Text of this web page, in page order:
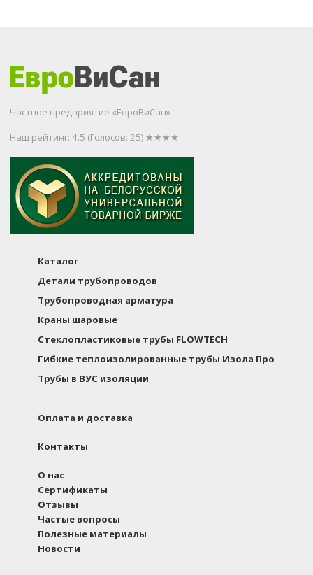
Частное предприятие «ЕвроВиСан»
Наш рейтинг: 4.5 (Голосов:25) ★★★★
Каталог
Детали трубопроводов
Трубопроводная арматура
Краны шаровые
Стеклопластиковые трубы FLOWTECH
Гибкие теплоизолированные трубы Изола Про
Трубы в ВУС изоляции
Оплата и доставка
Контакты
О нас
Сертификаты
Отзывы
Частые вопросы
Полезные материалы
Новости